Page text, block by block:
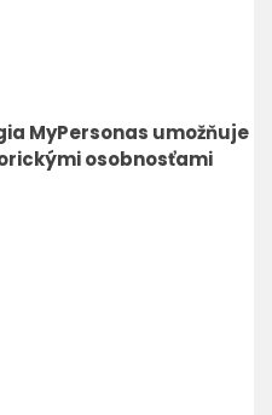
MyPersonas umožňuje
osobnosťami